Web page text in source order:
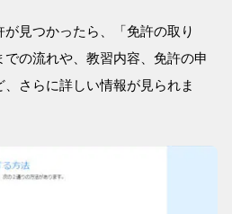
見つかったら、「免許の取り
の流れや、教習内容、免許の申
さらに詳しい情報が見られま